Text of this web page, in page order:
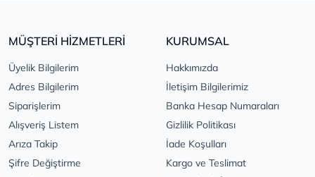
MÜŞTERİ HİZMETLERİ
Üyelik Bilgilerim
Adres Bilgilerim
Siparişlerim
Alışveriş Listem
Arıza Takip
Şifre Değiştirme
KURUMSAL
Hakkımızda
İletişim Bilgilerimiz
Banka Hesap Numaraları
Gizlilik Politikası
İade Koşulları
Kargo ve Teslimat